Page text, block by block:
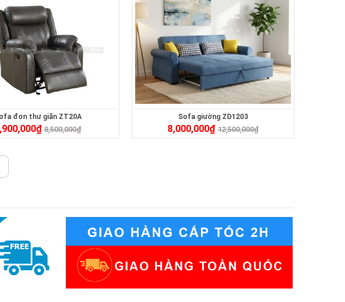
đơn thư giãn ZT20A
₫ 8,500,000₫
Sofa giường ZD1203
8,000,000₫ 12,500,000₫